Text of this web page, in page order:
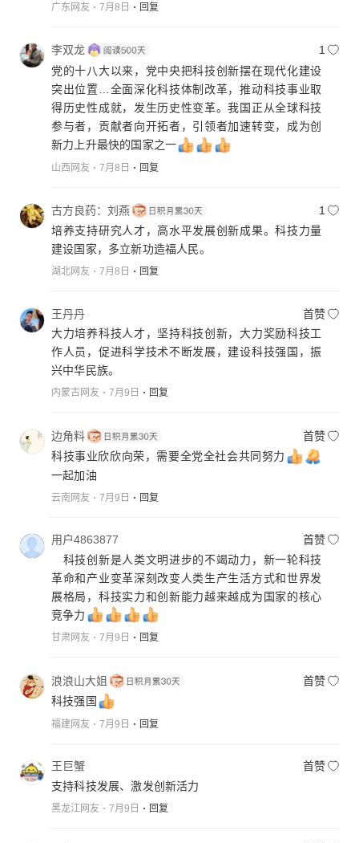
广东网友 7月8日 回复
李双龙
1
党的十八大以来，党中央把科技创新摆在现代化建设
突出位置…全面深化科技体制改革，推动科技事业取
得历史性成就，发生历史性变革。我国正从全球科技
参与者，贡献者向开拓者，引领者加速转变，成为创
新力上升最快的国家之一
山西网友 7月8日 回复
古方良药：刘燕
1
培养支持研究人才，高水平发展创新成果。科技力量
建设国家，多立新功造福人民。
湖北网友 7月8日 回复
王丹丹
首赞
大力培养科技人才，坚持科技创新，大力奖励科技工
作人员，促进科学技术不断发展，建设科技强国，振
兴中华民族。
内蒙古网友 7月9日 回复
边角料
首赞
科技事业欣欣向荣，需要全党全社会共同努力
一起加油
云南网友 7月9日 回复
用户4863877
首赞
科技创新是人类文明进步的不竭动力，新一轮科技
革命和产业变革深刻改变人类生产生活方式和世界发
展格局，科技实力和创新能力越来越成为国家的核心
竞争力
甘肃网友 7月9日 回复
浪浪山大姐
首赞
科技强国
福建网友 7月9日 回复
王巨蟹
首赞
支持科技发展、激发创新活力
黑龙江网友 7月9日 回复